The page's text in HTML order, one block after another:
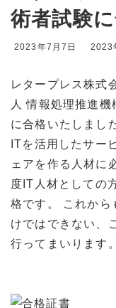
術者試験
2023年7月7日
最
新
日
時
2023
レタープレス株式
人 情報処理推進機
に合格いたしまし
ITを活用したサー
ェアを作る人材に
度IT人材としての
格です。 これから
けではできない、
行ってまいります。